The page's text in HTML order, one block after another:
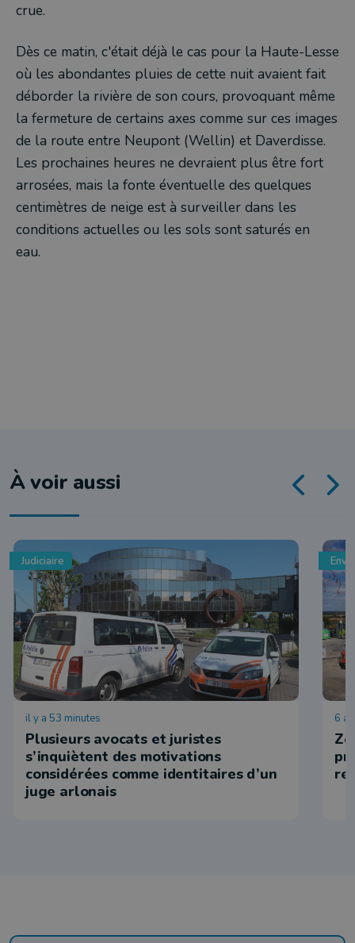
crue.
Dès ce matin, c'était déjà le cas pour la Haute-Lesse
où les abondantes pluies de cette nuit avaient fait
déborder la rivière de son cours, provoquant même
la fermeture de certains axes comme sur ces images
de la route entre Neupont (Wellin) et Daverdisse.
Les prochaines heures ne devraient plus être fort
arrosées, mais la fonte éventuelle des quelques
centimètres de neige est à surveiller dans les
conditions actuelles ou les sols sont saturés en
eau.
À voir aussi
Judiciaire
il y a 53 minutes
Plusieurs avocats et juristes
s’inquiètent des motivations
considérées comme identitaires d’un
juge arlonais
6